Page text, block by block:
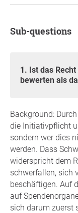
Sub-questions
1. Ist das Recht auf Transplantation höher zu
bewerten als
Background:
die Initiativpflicht
sondern wer dies
werden. Dass
widerspricht dem
schwerfallen, sich
beschäftigen. Auf
auf
sich darum zuerst